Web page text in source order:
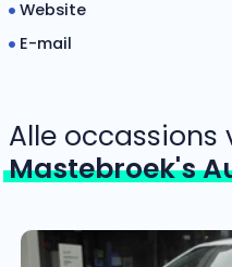
Website
E-mail
Alle occassions
Mastebroek's